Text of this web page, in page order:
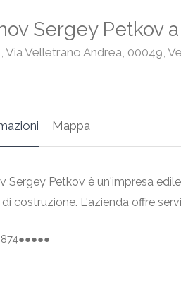
Sergey Petkov
Via Velletrano Andrea, 00049,
Mappa
Sergey Petkov è un'impresa
costruzione. L'azienda offre